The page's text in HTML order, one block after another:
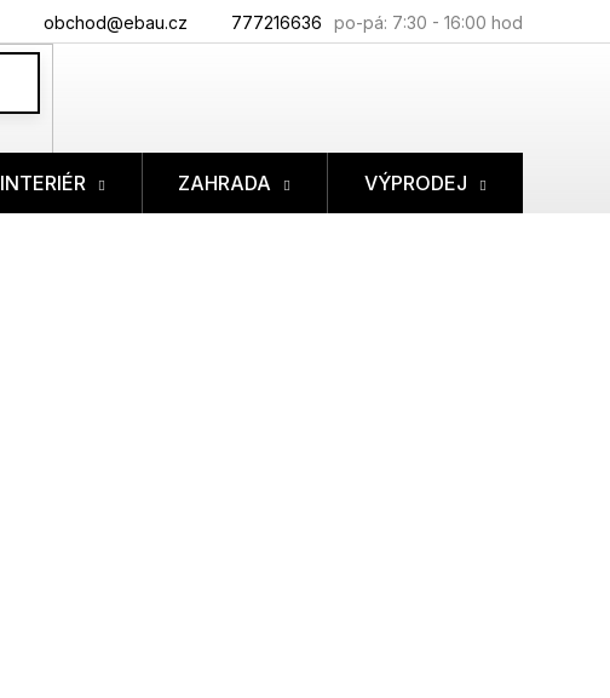
777216636
obchod@ebau.cz
INTERIÉR ZAHRADA VÝPRODEJ